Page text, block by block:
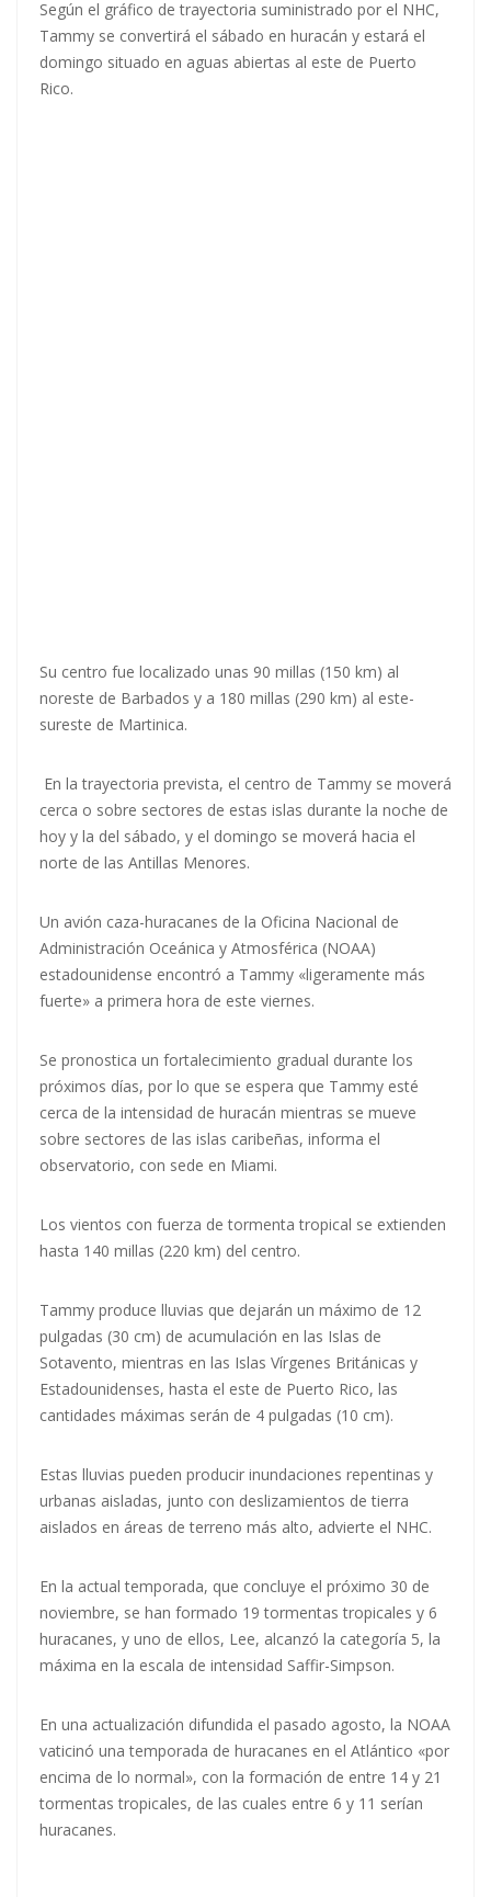
Según el gráfico de trayectoria suministrado por el NHC,
Tammy se convertirá el sábado en huracán y estará el
domingo situado en aguas abiertas al este de Puerto
Rico.
Su centro fue localizado unas 90 millas (150 km) al
noreste de Barbados y a 180 millas (290 km) al este-
sureste de Martinica.
En la trayectoria prevista, el centro de Tammy se moverá
cerca o sobre sectores de estas islas durante la noche de
hoy y la del sábado, y el domingo se moverá hacia el
norte de las Antillas Menores.
Un avión caza-huracanes de la Oficina Nacional de
Administración Oceánica y Atmosférica (NOAA)
estadounidense encontró a Tammy «ligeramente más
fuerte» a primera hora de este viernes.
Se pronostica un fortalecimiento gradual durante los
próximos días, por lo que se espera que Tammy esté
cerca de la intensidad de huracán mientras se mueve
sobre sectores de las islas caribeñas, informa el
observatorio, con sede en Miami.
Los vientos con fuerza de tormenta tropical se extienden
hasta 140 millas (220 km) del centro.
Tammy produce lluvias que dejarán un máximo de 12
pulgadas (30 cm) de acumulación en las Islas de
Sotavento, mientras en las Islas Vírgenes Británicas y
Estadounidenses, hasta el este de Puerto Rico, las
cantidades máximas serán de 4 pulgadas (10 cm).
Estas lluvias pueden producir inundaciones repentinas y
urbanas aisladas, junto con deslizamientos de tierra
aislados en áreas de terreno más alto, advierte el NHC.
En la actual temporada, que concluye el próximo 30 de
noviembre, se han formado 19 tormentas tropicales y 6
huracanes, y uno de ellos, Lee, alcanzó la categoría 5, la
máxima en la escala de intensidad Saffir-Simpson.
En una actualización difundida el pasado agosto, la NOAA
vaticinó una temporada de huracanes en el Atlántico «por
encima de lo normal», con la formación de entre 14 y 21
tormentas tropicales, de las cuales entre 6 y 11 serían
huracanes.